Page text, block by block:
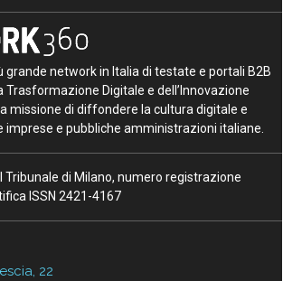
grande network in Italia di testate e portali B2B
Trasformazione Digitale e dell’Innovazione
missione di diffondere la cultura digitale e
imprese e pubbliche amministrazioni italiane.
di Milano, numero registrazione
ISSN 2421-4167
22